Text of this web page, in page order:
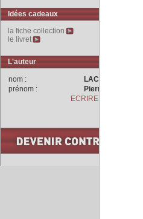
Idées cadeaux
la fiche collection
le livret
L'auteur
nom :
LACHET
prénom :
Pierre
ECRIRE A L'AUTEUR